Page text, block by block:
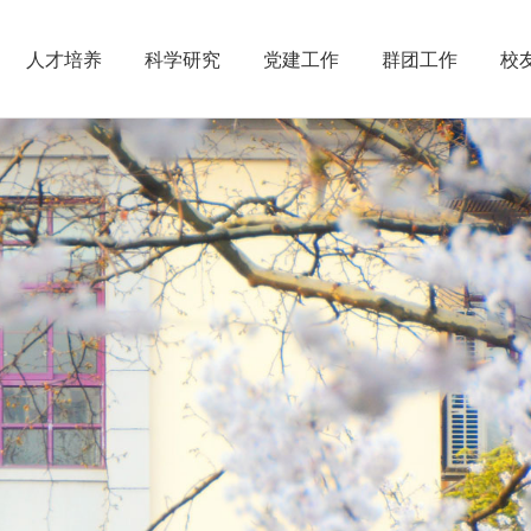
人才培养 科学研究 党建工作 群团工作 校